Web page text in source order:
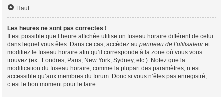
Haut
Les heures ne sont pas correctes !
Il est possible que l’heure affichée utilise un fuseau horaire différent de celui
dans lequel vous êtes. Dans ce cas, accédez au panneau de l’utilisateuret
modifiez le fuseau horaire afin qu’il corresponde à la zone où vous vous
trouvez (ex : Londres, Paris, New York, Sydney, etc.). Notez que la
modification du fuseau horaire, comme la plupart des paramètres, n’est
accessible qu’aux membres du forum. Donc si vous n’êtes pas enregistré,
c’est le bon moment pour le faire.